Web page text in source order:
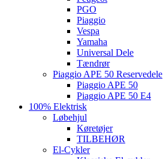
PGO
Piaggio
Vespa
Yamaha
Universal Dele
Tændrør
Piaggio APE 50 Reservedele
Piaggio APE 50
Piaggio APE 50 E4
100% Elektrisk
Løbehjul
Køretøjer
TILBEHØR
El-Cykler